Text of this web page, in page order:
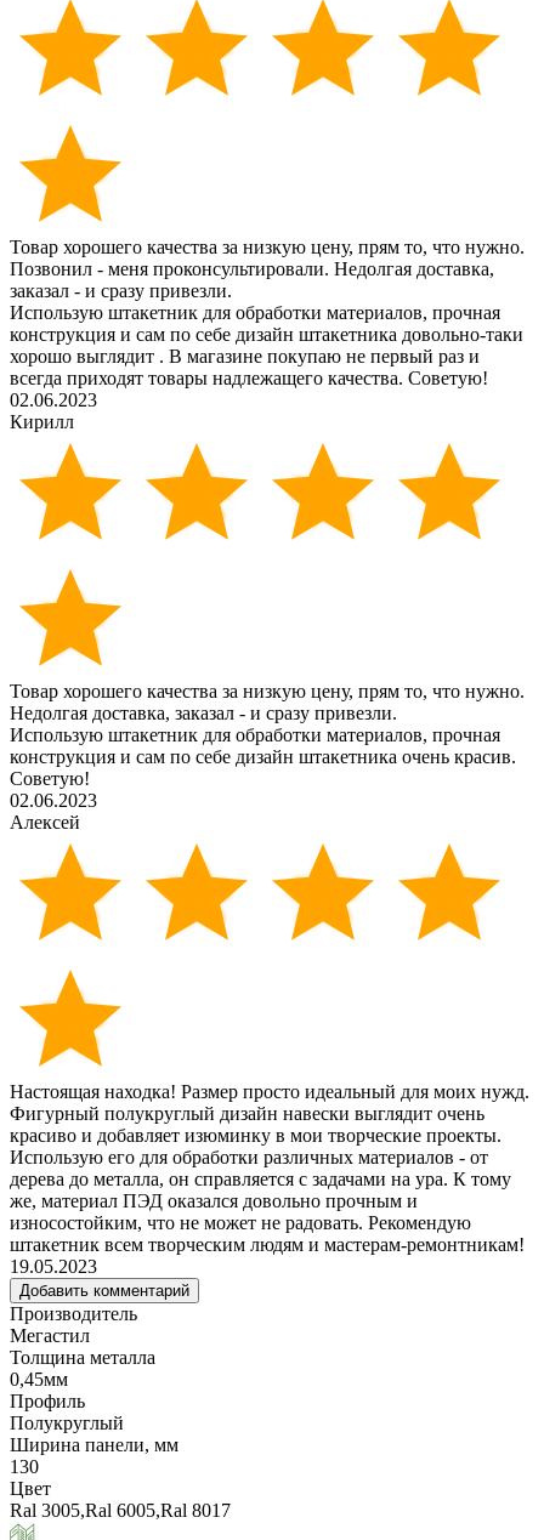
Товар хорошего качества за низкую цену, прям то, что нужно.
Позвонил - меня проконсультировали. Недолгая доставка,
заказал - и сразу привезли.
Использую штакетник для обработки материалов, прочная
конструкция и сам по себе дизайн штакетника довольно-таки
хорошо выглядит . В магазине покупаю не первый раз и
всегда приходят товары надлежащего качества. Советую!
02.06.2023
Кирилл
Товар хорошего качества за низкую цену, прям то, что нужно.
Недолгая доставка, заказал - и сразу привезли.
Использую штакетник для обработки материалов, прочная
конструкция и сам по себе дизайн штакетника очень красив.
Советую!
02.06.2023
Алексей
Настоящая находка! Размер просто идеальный для моих нужд.
Фигурный полукруглый дизайн навески выглядит очень
красиво и добавляет изюминку в мои творческие проекты.
Использую его для обработки различных материалов - от
дерева до металла, он справляется с задачами на ура. К тому
же, материал ПЭД оказался довольно прочным и
износостойким, что не может не радовать. Рекомендую
штакетник всем творческим людям и мастерам-ремонтникам!
19.05.2023
Добавить комментарий
Производитель
Мегастил
Толщина металла
0,45мм
Профиль
Полукруглый
Ширина панели, мм
130
Цвет
Ral 3005,Ral 6005,Ral 8017